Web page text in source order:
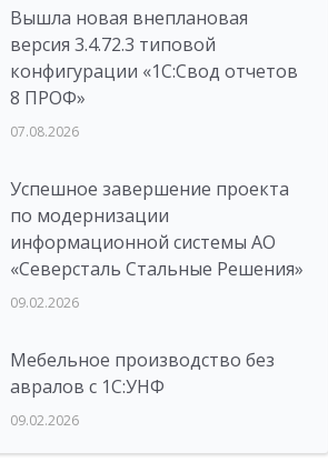
Вышла новая внеплановая
версия 3.4.72.3 типовой
конфигурации «1C:Свод отчетов
8 ПРОФ»
07.08.2026
Успешное завершение проекта
по модернизации
информационной системы АО
«Северсталь Стальные Решения»
09.02.2026
Мебельное производство без
авралов с 1С:УНФ
09.02.2026